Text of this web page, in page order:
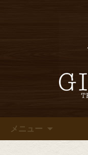
堀江・四
タリア食
～」のブ
食堂ジョル
メニュー